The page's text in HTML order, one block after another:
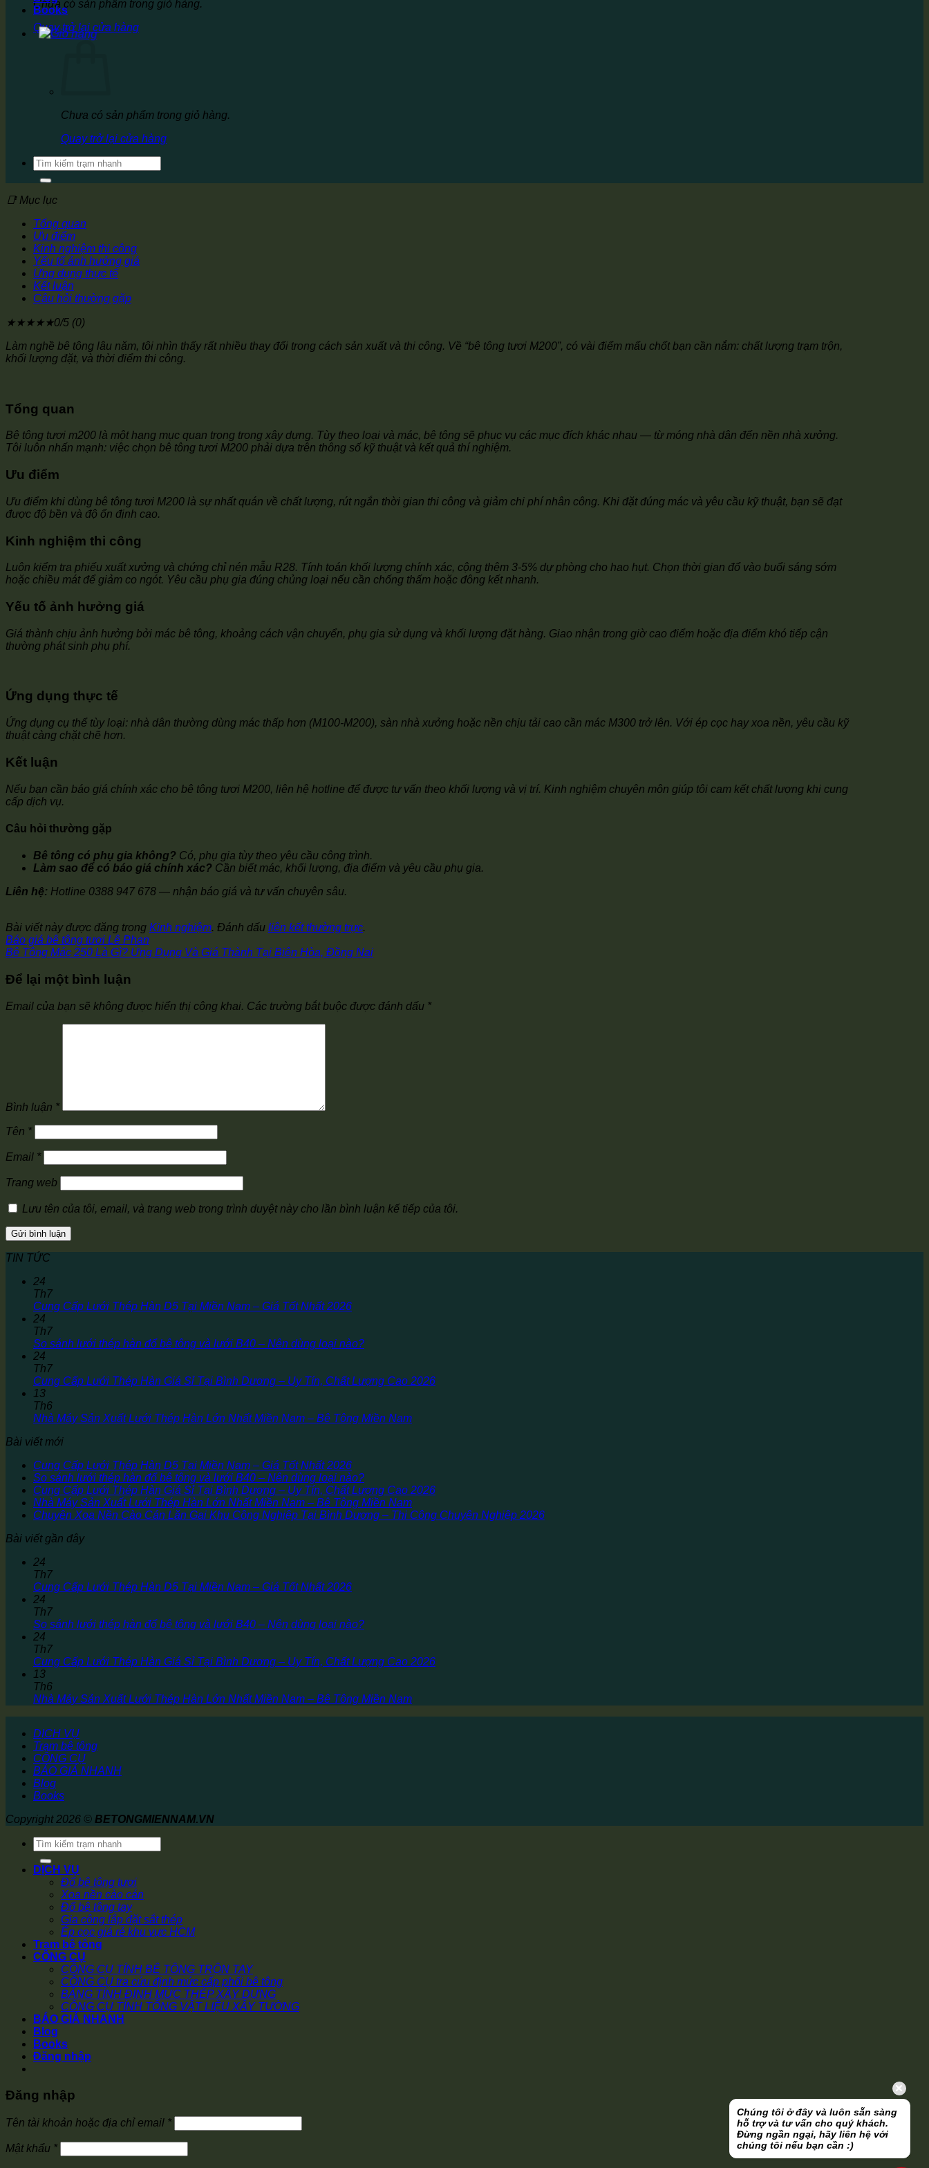
Chưa có sản phẩm trong giỏ hàng.
Quay trở lại cửa hàng
Books
Chưa có sản phẩm trong giỏ hàng.
Quay trở lại cửa hàng
Tìm
kiếm:
📑 Mục lục
Tổng quan
Ưu điểm
Kinh nghiệm thi công
Yếu tố ảnh hưởng giá
Ứng dụng thực tế
Kết luận
Câu hỏi thường gặp
★★★★★0/5 (0)
Làm nghề bê tông lâu năm, tôi nhìn thấy rất nhiều thay đổi trong cách sản xuất và thi công. Về “bê tông tươi M200”, có vài điểm mấu chốt bạn cần nắm: chất lượng trạm trộn,
khối lượng đặt, và thời điểm thi công.
Tổng quan
Bê tông tươi m200 là một hạng mục quan trọng trong xây dựng. Tùy theo loại và mác, bê tông sẽ phục vụ các mục đích khác nhau — từ móng nhà dân đến nền nhà xưởng.
Tôi luôn nhấn mạnh: việc chọn bê tông tươi M200 phải dựa trên thông số kỹ thuật và kết quả thí nghiệm.
Ưu điểm
Ưu điểm khi dùng bê tông tươi M200 là sự nhất quán về chất lượng, rút ngắn thời gian thi công và giảm chi phí nhân công. Khi đặt đúng mác và yêu cầu kỹ thuật, bạn sẽ đạt
được độ bền và độ ổn định cao.
Kinh nghiệm thi công
Luôn kiểm tra phiếu xuất xưởng và chứng chỉ nén mẫu R28. Tính toán khối lượng chính xác, cộng thêm 3-5% dự phòng cho hao hụt. Chọn thời gian đổ vào buổi sáng sớm
hoặc chiều mát để giảm co ngót. Yêu cầu phụ gia đúng chủng loại nếu cần chống thấm hoặc đông kết nhanh.
Yếu tố ảnh hưởng giá
Giá thành chịu ảnh hưởng bởi mác bê tông, khoảng cách vận chuyển, phụ gia sử dụng và khối lượng đặt hàng. Giao nhận trong giờ cao điểm hoặc địa điểm khó tiếp cận
thường phát sinh phụ phí.
Ứng dụng thực tế
Ứng dụng cụ thể tùy loại: nhà dân thường dùng mác thấp hơn (M100-M200), sàn nhà xưởng hoặc nền chịu tải cao cần mác M300 trở lên. Với ép cọc hay xoa nền, yêu cầu kỹ
thuật càng chặt chẽ hơn.
Kết luận
Nếu bạn cần báo giá chính xác cho bê tông tươi M200, liên hệ hotline để được tư vấn theo khối lượng và vị trí. Kinh nghiệm chuyên môn giúp tôi cam kết chất lượng khi cung
cấp dịch vụ.
Câu hỏi thường gặp
Bê tông có phụ gia không? Có, phụ gia tùy theo yêu cầu công trình.
Làm sao để có báo giá chính xác? Cần biết mác, khối lượng, địa điểm và yêu cầu phụ gia.
Liên hệ: Hotline 0388 947 678 — nhận báo giá và tư vấn chuyên sâu.
Bài viết này được đăng trong Kinh nghiệm. Đánh dấu liên kết thường trực.
Báo giá bê tông tươi Lê Phan
Bê Tông Mác 250 Là Gì? Ứng Dụng Và Giá Thành Tại Biên Hòa, Đồng Nai
Để lại một bình luận
Email của bạn sẽ không được hiển thị công khai. Các trường bắt buộc được đánh dấu *
Bình luận *
Tên *
Email *
Trang web
Lưu tên của tôi, email, và trang web trong trình duyệt này cho lần bình luận kế tiếp của tôi.
TIN TỨC
24
Th7
Cung Cấp Lưới Thép Hàn D5 Tại Miền Nam – Giá Tốt Nhất 2026
24
Th7
So sánh lưới thép hàn đổ bê tông và lưới B40 – Nên dùng loại nào?
24
Th7
Cung Cấp Lưới Thép Hàn Giá Sỉ Tại Bình Dương – Uy Tín, Chất Lượng Cao 2026
13
Th6
Nhà Máy Sản Xuất Lưới Thép Hàn Lớn Nhất Miền Nam – Bê Tông Miền Nam
Bài viết mới
Cung Cấp Lưới Thép Hàn D5 Tại Miền Nam – Giá Tốt Nhất 2026
So sánh lưới thép hàn đổ bê tông và lưới B40 – Nên dùng loại nào?
Cung Cấp Lưới Thép Hàn Giá Sỉ Tại Bình Dương – Uy Tín, Chất Lượng Cao 2026
Nhà Máy Sản Xuất Lưới Thép Hàn Lớn Nhất Miền Nam – Bê Tông Miền Nam
Chuyên Xoa Nền Cào Cán Lăn Gai Khu Công Nghiệp Tại Bình Dương – Thi Công Chuyên Nghiệp 2026
Bài viết gần đây
24
Th7
Cung Cấp Lưới Thép Hàn D5 Tại Miền Nam – Giá Tốt Nhất 2026
24
Th7
So sánh lưới thép hàn đổ bê tông và lưới B40 – Nên dùng loại nào?
24
Th7
Cung Cấp Lưới Thép Hàn Giá Sỉ Tại Bình Dương – Uy Tín, Chất Lượng Cao 2026
13
Th6
Nhà Máy Sản Xuất Lưới Thép Hàn Lớn Nhất Miền Nam – Bê Tông Miền Nam
DỊCH VỤ
Trạm bê tông
CÔNG CỤ
BÁO GIÁ NHANH
Blog
Books
Copyright 2026 © BETONGMIENNAM.VN
Tìm
kiếm:
DỊCH VỤ
Đổ bê tông tươi
Xoa nền cào cán
Đổ bê tông tay
Gia công lắp đặt sắt thép
Ép cọc giá rẻ khu vực HCM
Trạm bê tông
CÔNG CỤ
CÔNG CỤ TÍNH BÊ TÔNG TRỘN TAY
CÔNG CỤ tra cứu định mức cấp phối bê tông
BẢNG TÍNH ĐỊNH MỨC THÉP XÂY DỰNG
CÔNG CỤ TÍNH TỔNG VẬT LIỆU XÂY TƯỜNG
BÁO GIÁ NHANH
Blog
Books
Đăng nhập
Chúng tôi ở đây và luôn sẵn sàng
hỗ trợ và tư vấn cho quý khách.
Đừng ngần ngại, hãy liên hệ với
chúng tôi nếu bạn cần :)
Đăng nhập
Tên tài khoản hoặc địa chỉ email *Bắt
buộc
Mật khẩu *Bắt
buộc